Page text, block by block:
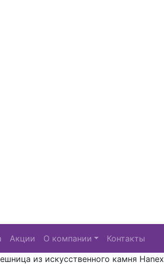
Акции О компании
Контакты
из искусственного камня Hanex